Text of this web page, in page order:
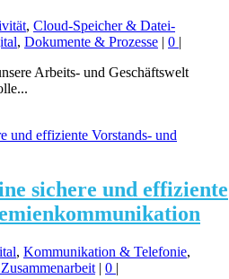
, Cloud-Speicher & Datei-
, Dokumente & Prozesse | 0 |
Arbeits- und Geschäftswelt
sichere und effiziente
, Kommunikation & Telefonie,
| 0 |